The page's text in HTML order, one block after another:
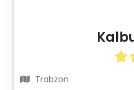
Trabzon